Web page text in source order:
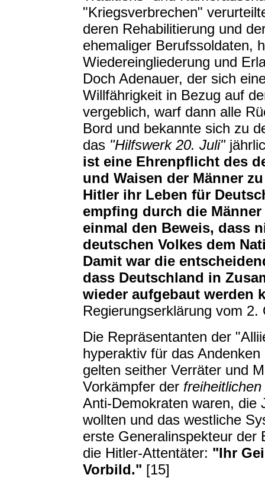
"Kriegsverbrechen"
deren Rehabilitierung und
ehemaliger Berufssoldaten,
Wiedereingliederung und
Doch Adenauer, der sich
Willfährigkeit in Bezug auf
vergeblich, warf dann alle
Bord und bekannte sich zu
das "Hilfswerk 20. Juli"
ist eine Ehrenpflicht des
und Waisen der Männer
Hitler ihr Leben für
empfing durch die
einmal den Beweis, dass
deutschen Volkes dem
Damit war die
dass Deutschland in
wieder aufgebaut werden
Regierungserklärung vom 2.
Die Repräsentanten der
hyperaktiv für das
gelten seither Verräter und
Vorkämpfer der
Anti-Demokraten waren, die
wollten und das westliche
erste Generalinspekteur der
die Hitler-Attentäter: "Ihr
Vorbild." [15]